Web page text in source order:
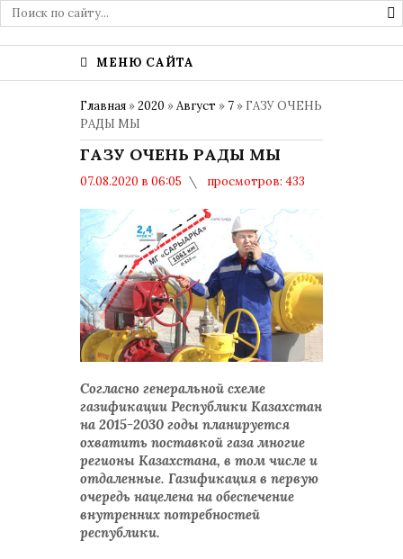
МЕНЮ САЙТА
Главная »2020 »Август » 7 » ГАЗУ ОЧЕНЬ
РАДЫ МЫ
ГАЗУ ОЧЕНЬ РАДЫ МЫ
07.08.2020 в 06:05
просмотров: 433
Согласно генеральной схеме
газификации Республики Казахстан
на 2015-2030 годы планируется
охватить поставкой газа многие
регионы Казахстана, в том числе и
отдаленные. Газификация в первую
очередь нацелена на обеспечение
внутренних потребностей
республики.